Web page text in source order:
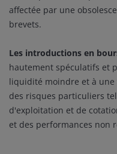
affectée par une
brevets.
Les introductions en
hautement spéculatifs et
liquidité moindre et à
des risques particuliers
d'exploitation et de
et des performances non